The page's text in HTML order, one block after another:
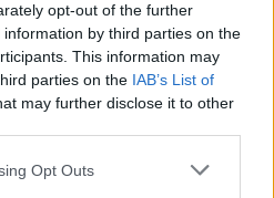
opt-out of the further
by third parties on the
This information may
parties on the IAB’s List of
may further disclose it to other
Opt Outs
davanti all’asilo,
Gruppo Forestale di Grosseto e